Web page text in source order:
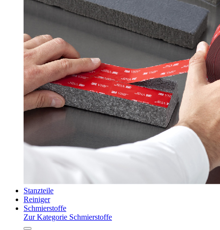
Stanzteile
Reiniger
Schmierstoffe
Zur Kategorie Schmierstoffe